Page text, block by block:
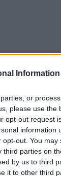
Information
or
please use the
opt-out request
information
out. You
parties on
by us to third
it to other third